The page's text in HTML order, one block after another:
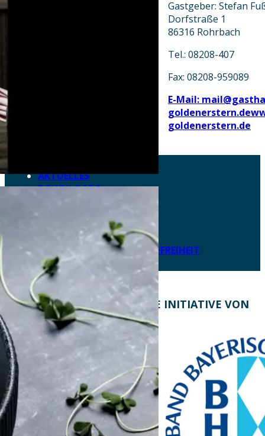
Gastgeber: Stefan
Dorfstraße 1
86316 Rohrbach
Tel.: 08208-407
Fax: 08208-959089
E-Mail:
goldenerstern.de
goldenerstern.de
AKTUELLES
DOWNLOADS
LEICHTE SPRACHE
ERKLÄRUNG ZUR BARRIEREFREIHEIT
KONTAKT EINE INITIATIVE VON
Bayern Tourist Gmbh
(BTG)
Prinz-Ludwig-Palais
Türkenstraße 7
80333 München
Telefon: +49 89 28760-
117
Fax: +49 89 28760-121